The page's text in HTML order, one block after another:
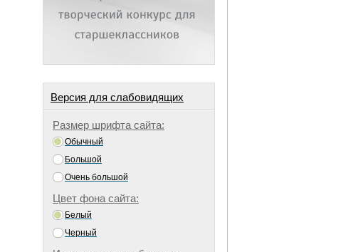
Версия для слабовидящих
Размер шрифта сайта:
Обычный
Большой
Очень большой
Цвет фона сайта:
Белый
Черный